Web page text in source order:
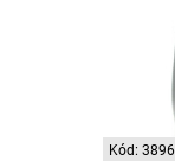
Kód: